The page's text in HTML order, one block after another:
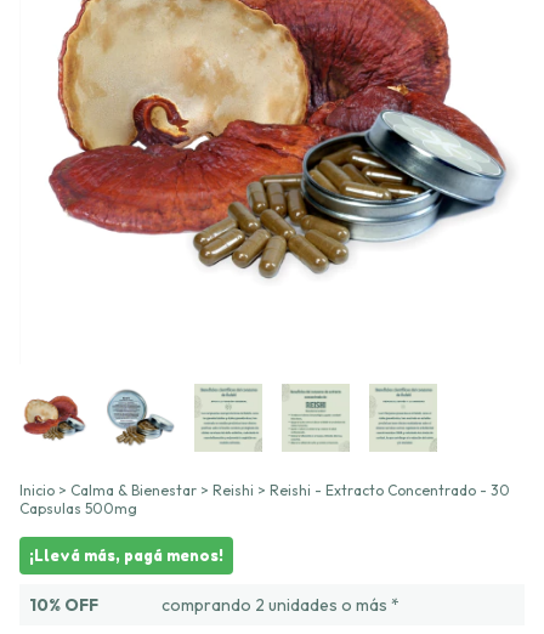
Inicio > Calma & Bienestar > Reishi > Reishi - Extracto Concentrado - 30
Capsulas 500mg
¡Llevá más, pagá menos!
10% OFF
comprando 2 unidades o más *